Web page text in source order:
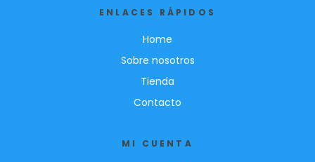
ENLACES RÁPIDOS
Home
Sobre nosotros
Tienda
Contacto
MI CUENTA